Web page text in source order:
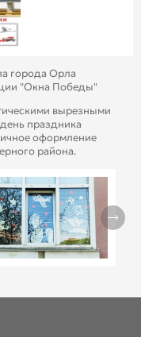
города Орла
"Окна Победы"
вырезными
праздника
оформление
района.